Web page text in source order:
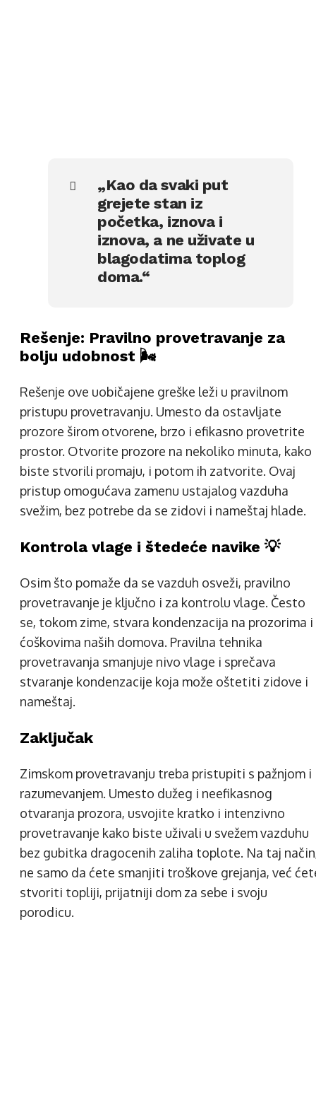
„Kao da svaki put
grejete stan iz
početka, iznova i
iznova, a ne uživate u
blagodatima toplog
doma.“
Rešenje: Pravilno provetravanje za
bolju udobnost 🌬️
Rešenje ove uobičajene greške leži u pravilnom
pristupu provetravanju. Umesto da ostavljate
prozore širom otvorene, brzo i efikasno provetrite
prostor. Otvorite prozore na nekoliko minuta, kako
biste stvorili promaju, i potom ih zatvorite. Ovaj
pristup omogućava zamenu ustajalog vazduha
svežim, bez potrebe da se zidovi i nameštaj hlade.
Kontrola vlage i štedeće navike 💡
Osim što pomaže da se vazduh osveži, pravilno
provetravanje je ključno i za kontrolu vlage. Često
se, tokom zime, stvara kondenzacija na prozorima i
ćoškovima naših domova. Pravilna tehnika
provetravanja smanjuje nivo vlage i sprečava
stvaranje kondenzacije koja može oštetiti zidove i
nameštaj.
Zaključak
Zimskom provetravanju treba pristupiti s pažnjom i
razumevanjem. Umesto dužeg i neefikasnog
otvaranja prozora, usvojite kratko i intenzivno
provetravanje kako biste uživali u svežem vazduhu
bez gubitka dragocenih zaliha toplote. Na taj
ne samo da ćete smanjiti troškove grejanja, već
stvoriti topliji, prijatniji dom za sebe i svoju
porodicu.